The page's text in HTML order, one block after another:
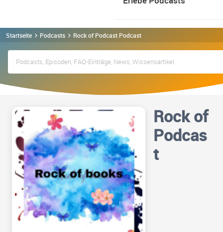
Startseite Podcasts Rock of Podcast Podcast
Rock of
Podcas
t